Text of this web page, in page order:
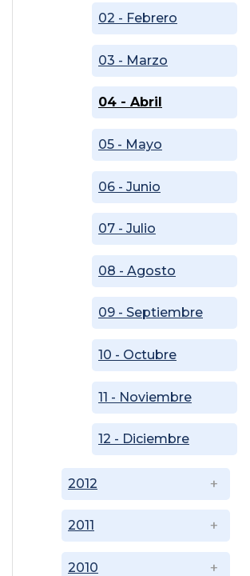
2010
2011
2012
02 - Febrero
03 - Marzo
04 - Abril
05 - Mayo
06 - Junio
07 - Julio
08 - Agosto
09 - Septiembre
10 - Octubre
11 - Noviembre
12 - Diciembre